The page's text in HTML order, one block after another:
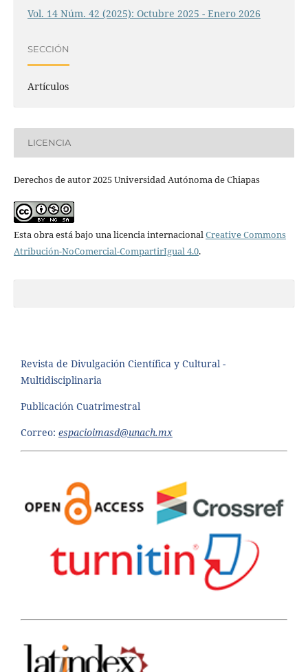
Vol. 14 Núm. 42 (2025): Octubre 2025 - Enero 2026
SECCIÓN
Artículos
LICENCIA
Derechos de autor 2025 Universidad Autónoma de Chiapas
Esta obra está bajo una licencia internacionalCreative Commons
Atribución-NoComercial-CompartirIgual 4.0.
Revista de Divulgación Científica y Cultural -
Multidisciplinaria
Publicación Cuatrimestral
Correo: espacioimasd@unach.mx